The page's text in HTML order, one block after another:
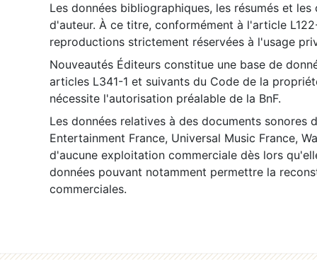
Les données bibliographiques, les résumés et
d'auteur. À ce titre, conformément à l'article
reproductions strictement réservées à l'usage
Nouveautés Éditeurs constitue une base de
articles L341-1 et suivants du Code de la
nécessite l'autorisation préalable de la BnF.
Les données relatives à des documents sonores
Entertainment France, Universal Music France,
d'aucune exploitation commerciale dès lors
données pouvant notamment permettre la
commerciales.